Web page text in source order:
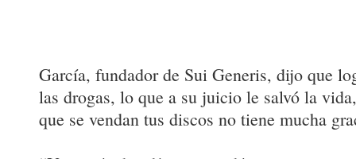
García, fundador de Sui Generis, dijo que
las drogas, lo que a su juicio le salvó la
que se vendan tus discos no tiene mucha